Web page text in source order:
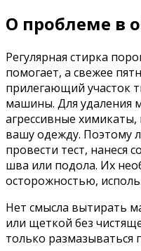
О проблеме в
Регулярная стирка
помогает, а свежее
прилегающий участок
машины. Для удаления
агрессивные
вашу одежду. Поэтому
провести тест, нанеся
шва или подола. Их
осторожностью,
Нет смысла вытирать
или щеткой без
только размазываться